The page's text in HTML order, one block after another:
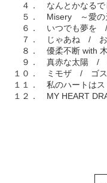
４． なんとかなるで
５． Misery ～愛の
６． いつでも夢を /
７． じゃあね / お
８． 優柔不断 with
９． 真赤な太陽 /
１０． ミモザ / ゴス
１１． 私のハートは
１２． MY HEART